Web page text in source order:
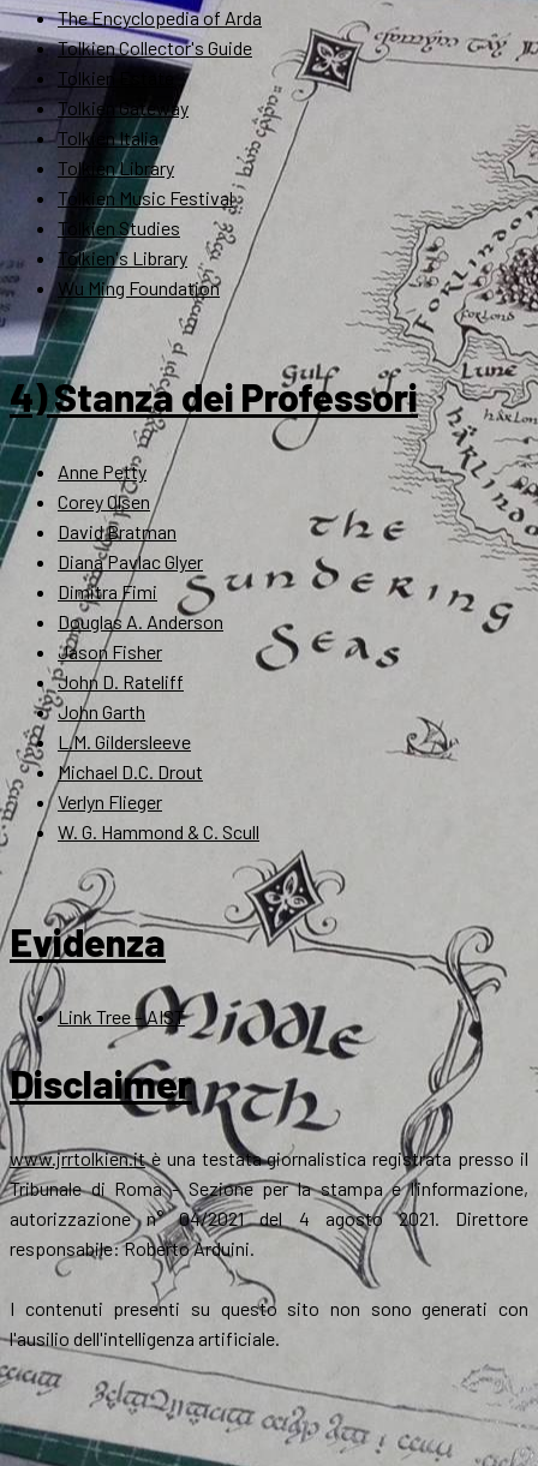
The Encyclopedia of Arda
Tolkien Collector's Guide
Tolkien Estate
Tolkien Gateway
Tolkien Italia
Tolkien Library
Tolkien Music Festival
Tolkien Studies
Tolkien's Library
Wu Ming Foundation
4) Stanza dei Professori
Anne Petty
Corey Olsen
David Bratman
Diana Pavlac Glyer
Dimitra Fimi
Douglas A. Anderson
Jason Fisher
John D. Rateliff
John Garth
L.M. Gildersleeve
Michael D.C. Drout
Verlyn Flieger
W. G. Hammond & C. Scull
Evidenza
Link Tree – AIST
Disclaimer
www.jrrtolkien.itè una testata giornalistica registrata presso il
Tribunale di Roma - Sezione per la stampa e l’informazione,
autorizzazione n° 04/2021 del 4 agosto 2021. Direttore
responsabile: Roberto Arduini.
I contenuti presenti su questo sito non sono generati con
l'ausilio dell'intelligenza artificiale.